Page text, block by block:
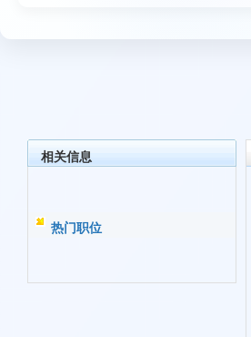
相关信息
热门职位